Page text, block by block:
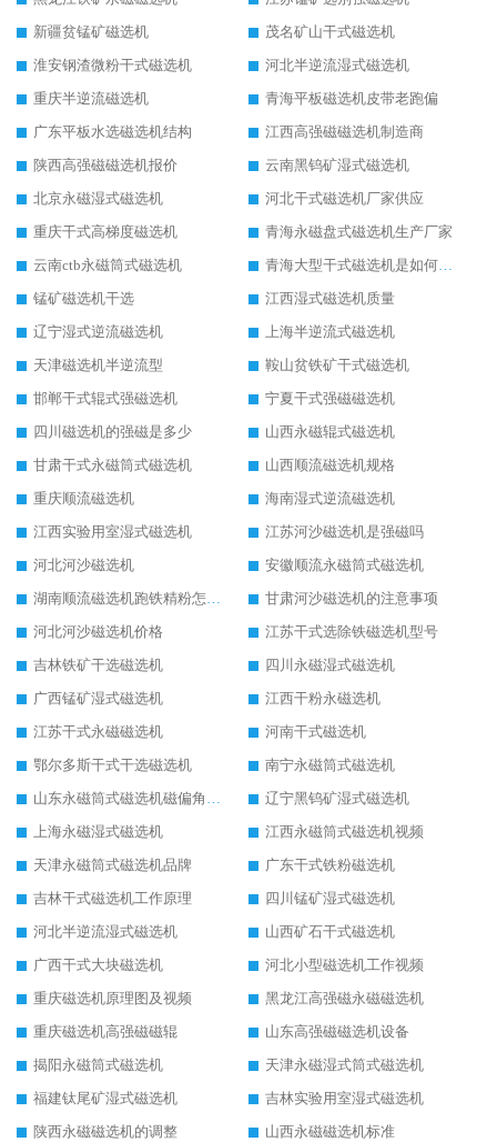
新疆贫锰矿磁选机
茂名矿山干式磁选机
淮安钢渣微粉干式磁选机
河北半逆流湿式磁选机
重庆半逆流磁选机
青海平板磁选机皮带老跑偏
广东平板水选磁选机结构
江西高强磁磁选机制造商
陕西高强磁磁选机报价
云南黑钨矿湿式磁选机
北京永磁湿式磁选机
河北干式磁选机厂家供应
重庆干式高梯度磁选机
青海永磁盘式磁选机生产厂家
云南ctb永磁筒式磁选机
青海大型干式磁选机是如何选矿的
锰矿磁选机干选
江西湿式磁选机质量
辽宁湿式逆流磁选机
上海半逆流式磁选机
天津磁选机半逆流型
鞍山贫铁矿干式磁选机
邯郸干式辊式强磁选机
宁夏干式强磁磁选机
四川磁选机的强磁是多少
山西永磁辊式磁选机
甘肃干式永磁筒式磁选机
山西顺流磁选机规格
重庆顺流磁选机
海南湿式逆流磁选机
江西实验用室湿式磁选机
江苏河沙磁选机是强磁吗
河北河沙磁选机
安徽顺流永磁筒式磁选机
湖南顺流磁选机跑铁精粉怎么处理
甘肃河沙磁选机的注意事项
河北河沙磁选机价格
江苏干式选除铁磁选机型号
吉林铁矿干选磁选机
四川永磁湿式磁选机
广西锰矿湿式磁选机
江西干粉永磁选机
江苏干式永磁磁选机
河南干式磁选机
鄂尔多斯干式干选磁选机
南宁永磁筒式磁选机
山东永磁筒式磁选机磁偏角怎么调整
辽宁黑钨矿湿式磁选机
上海永磁湿式磁选机
江西永磁筒式磁选机视频
天津永磁筒式磁选机品牌
广东干式铁粉磁选机
吉林干式磁选机工作原理
四川锰矿湿式磁选机
河北半逆流湿式磁选机
山西矿石干式磁选机
广西干式大块磁选机
河北小型磁选机工作视频
重庆磁选机原理图及视频
黑龙江高强磁永磁磁选机
重庆磁选机高强磁磁辊
山东高强磁磁选机设备
揭阳永磁筒式磁选机
天津永磁湿式筒式磁选机
福建钛尾矿湿式磁选机
吉林实验用室湿式磁选机
陕西永磁磁选机的调整
山西永磁磁选机标准